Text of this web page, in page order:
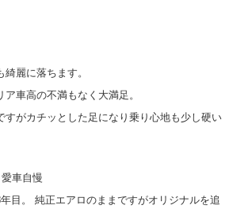
麗に落ちます。
車高の不満もなく大満足。
すがカチッとした足になり乗り心地も少し硬い
車自慢
目。 純正エアロのままですがオリジナルを追